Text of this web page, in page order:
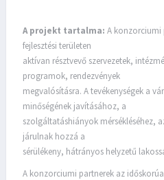
A projekt tartalma: A konzorciumi
fejlesztési területen
aktívan résztvevő szervezetek,
programok, rendezvények
megvalósításra. A tevékenységek a
minőségének javításához, a
szolgáltatáshiányok mérsékléséhez,
járulnak hozzá a
sérülékeny, hátrányos helyzetű
A konzorciumi partnerek az